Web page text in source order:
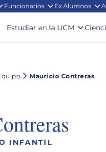
Funcionarios Ex Alumnos
Estudiar en la UCM
Mauricio Contreras
INFANTIL